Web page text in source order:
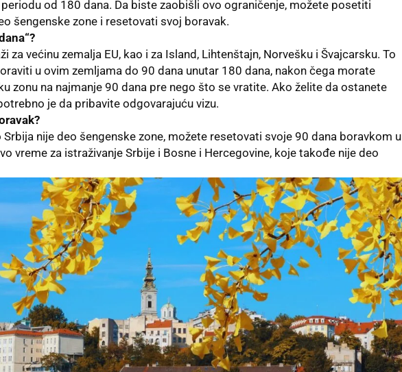
od 180 dana. Da biste zaobišli ovo ograničenje, možete posetiti
šengenske zone i resetovati svoj boravak.
za većinu zemalja EU, kao i za Island, Lihtenštajn, Norvešku i Švajcarsku. To
u ovim zemljama do 90 dana unutar 180 dana, nakon čega morate
zonu na najmanje 90 dana pre nego što se vratite. Ako želite da ostanete
je da pribavite odgovarajuću vizu.
Srbija nije deo šengenske zone, možete resetovati svoje 90 dana boravkom u
vreme za istraživanje Srbije i Bosne i Hercegovine, koje takođe nije deo